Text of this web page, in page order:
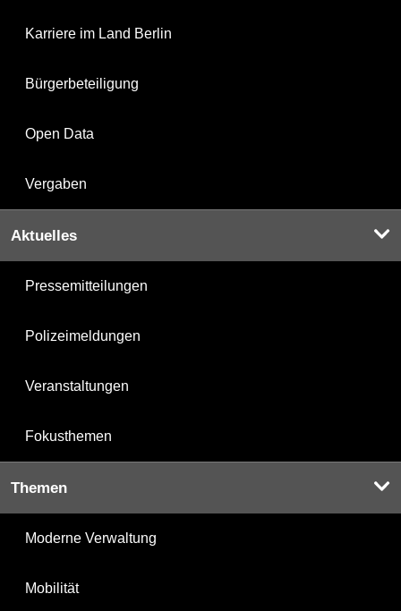
Karriere im Land Berlin
Bürgerbeteiligung
Open Data
Vergaben
Aktuelles
Pressemitteilungen
Polizeimeldungen
Veranstaltungen
Fokusthemen
Themen
Moderne Verwaltung
Mobilität